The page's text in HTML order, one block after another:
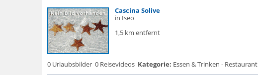
Cascina Solive
in Iseo
1,5 km entfernt
0 Urlaubsbilder 0 Reisevideos Kategorie: Essen & Trinken - Restaurant